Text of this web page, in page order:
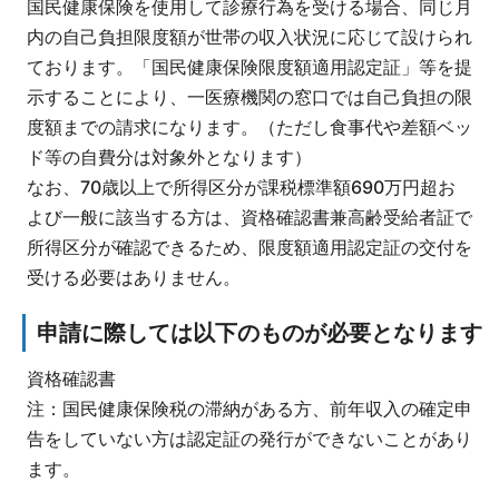
国民健康保険を使用して診療行為を受ける場合、同じ月
内の自己負担限度額が世帯の収入状況に応じて設けられ
ております。「国民健康保険限度額適用認定証」等を提
示することにより、一医療機関の窓口では自己負担の限
度額までの請求になります。（ただし食事代や差額ベッ
ド等の自費分は対象外となります）
なお、70歳以上で所得区分が課税標準額690万円超お
よび一般に該当する方は、資格確認書兼高齢受給者証で
所得区分が確認できるため、限度額適用認定証の交付を
受ける必要はありません。
申請に際しては以下のものが必要となります
資格確認書
注：国民健康保険税の滞納がある方、前年収入の確定申
告をしていない方は認定証の発行ができないことがあり
ます。